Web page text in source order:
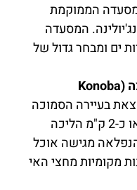
הממוקמת
המסעדה
ים ומבחר גדול של
מסעדת קונובה ריברניצה (Konoba
בעיירה הסמוכה
וולוסקו, כ-5 דקות נסיעה או כ-2 ק"מ הליכה
מגישה אוכל
מקומיות מחצי האי